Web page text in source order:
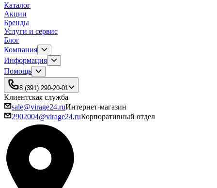
Каталог
Акции
Бренды
Услуги и сервис
Блог
Компания
Информация
Помощь
8 (391) 290-20-01
Клиентская служба
sale@virage24.ruИнтернет-магазин
2902004@virage24.ruКорпоративный отдел